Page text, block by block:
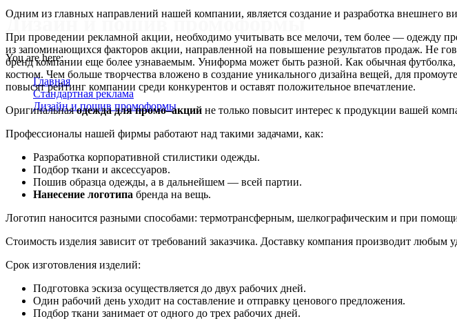
Дизайн и пошив промоформы
You are here:
Главная
Стандартная реклама
Дизайн и пошив промоформы
Одним из главных направлений нашей компании, является создание и разработка внешнего
При проведении рекламной акции, необходимо учитывать все мелочи, тем более — одежду
из запоминающихся факторов акции, направленной на повышение результатов продаж. Не
бренд компании еще более узнаваемым. Униформа может быть разной. Как обычная
костюм. Чем больше творчества вложено в создание уникального дизайна вещей, для
повысят рейтинг компании среди конкурентов и оставят положительное впечатление.
Оригинальнаяодежда для промо–акций не только повысит интерес к продукции вашей
Профессионалы нашей фирмы работают над такими задачами, как:
Разработка корпоративной стилистики одежды.
Подбор ткани и аксессуаров.
Пошив образца одежды, а в дальнейшем — всей партии.
Нанесение логотипа бренда на вещь.
Логотип наносится разными способами: термотрансферным, шелкографическим и при
Стоимость изделия зависит от требований заказчика. Доставку компания производит
Срок изготовления изделий:
Подготовка эскиза осуществляется до двух рабочих дней.
Один рабочий день уходит на составление и отправку ценового предложения.
Подбор ткани занимает от одного до трех рабочих дней.